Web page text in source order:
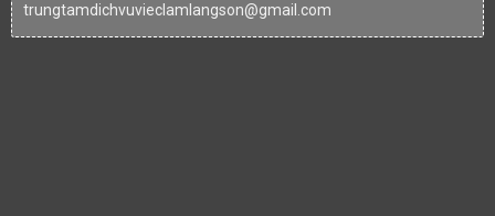
trungtamdichvuvieclamlangson@gmail.com